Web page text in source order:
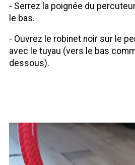
- Serrez la poignée du
le bas.
- Ouvrez le robinet noir sur le
avec le tuyau (vers le bas
dessous).